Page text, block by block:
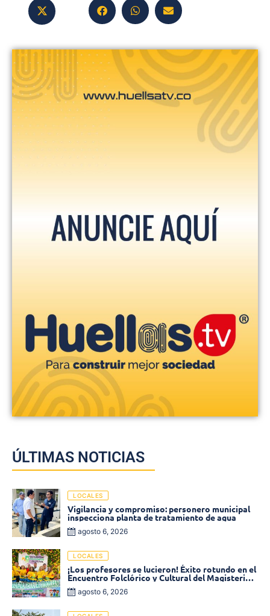
ÚLTIMAS NOTICIAS
LOCALES
Vigilancia y compromiso: personero municipal
inspecciona planta de tratamiento de agua
agosto 6, 2026
LOCALES
¡Los profesores se lucieron! Éxito rotundo en el
Encuentro Folclórico y Cultural del Magisterio
2026 en Ciénaga
agosto 6, 2026